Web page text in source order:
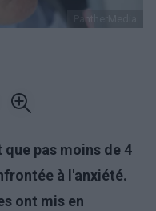
pas moins de 4
à l'anxiété.
ont mis en